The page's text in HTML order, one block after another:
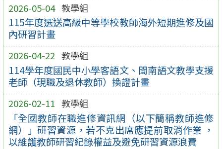
2026-05-04 教學組
115年度選送高級中等學校教師海外短期進修及國
內研習計畫
2026-04-22 教學組
114學年度國民中小學客語文、閩南語文教學支援
老師（現職及退休教師）換證計畫
2026-02-11 教學組
「全國教師在職進修資訊網（以下簡稱教師進修
網）」研習資源，若不克出席應提前取消作業 ，
以維護教師研習紀錄權益及避免研習資源浪費